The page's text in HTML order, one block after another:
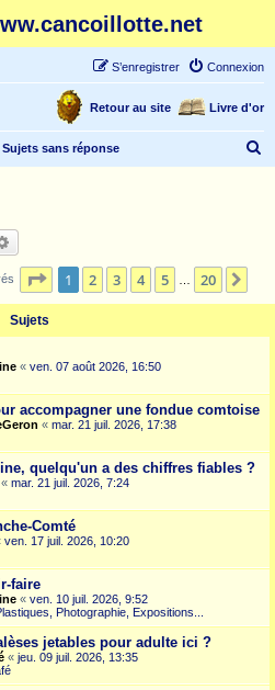
Connexion
S’enregistrer
Livre d'or
Retour au site
Sujets sans réponse
c
Page 1sur20
1 2 3 4 5 20
Sujets
« ven. 07 août 2026, 16:50
accompagner une fondue comtoise
« mar. 21 juil. 2026, 17:38
quelqu'un a des chiffres fiables ?
« mar. 21 juil. 2026, 7:24
Comté
ven. 17 juil. 2026, 10:20
faire
« ven. 10 juil. 2026, 9:52
Photographie, Expositions...
jetables pour adulte ici ?
« jeu. 09 juil. 2026, 13:35